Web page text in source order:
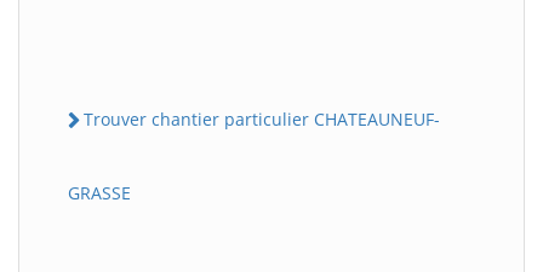
Trouver chantier particulier CHATEAUNEUF-
GRASSE